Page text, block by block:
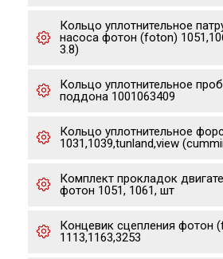
Кольцо уплотнительное
насоса фотон (foton)
3.8)
Кольцо уплотнительное
поддона 1001063409
Кольцо уплотнительное
1031,1039,tunland,view
Комплект прокладок
фотон 1051, 1061, шт
Концевик сцепления фотон
1113,1163,3253